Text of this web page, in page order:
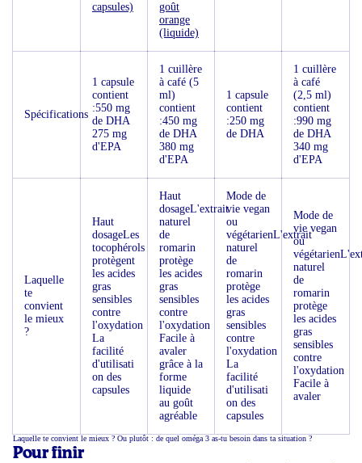
capsules)
goût
orange
(liquide)
Spécifications
1 capsule
contient
:550 mg
de DHA
275 mg
d'EPA
1 cuillère
à café (5
ml)
contient
:450 mg
de DHA
380 mg
d'EPA
1 capsule
contient
:250 mg
de DHA
1 cuillère
à café
(2,5 ml)
contient
:990 mg
de DHA
340 mg
d'EPA
Laquelle
te
convient
le mieux
?
Haut
dosageLes
tocophérols
protègent
les acides
gras
sensibles
contre
l'oxydation
La
facilité
d'utilisati
on des
capsules
Haut
dosageL'extrait
naturel
de
romarin
protège
les acides
gras
sensibles
contre
l'oxydation
Facile à
avaler
grâce à la
forme
liquide
au goût
agréable
Mode de
vie vegan
ou
végétarienL'extrait
naturel
de
romarin
protège
les acides
gras
sensibles
contre
l'oxydation
La
facilité
d'utilisati
on des
capsules
Mode de
vie vegan
ou
naturel
de
romarin
protège
les acides
gras
sensibles
contre
l'oxydation
Facile à
avaler
Laquelle te convient le mieux ? Ou plutôt : de quel oméga 3 as-tu besoin dans ta situation ?
Pour finir